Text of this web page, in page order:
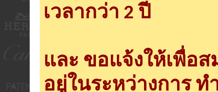
เวลากว่า 2 ปี
และ ขอแจ้งให้เพื่อ
อยู่ในระหว่างการ ท